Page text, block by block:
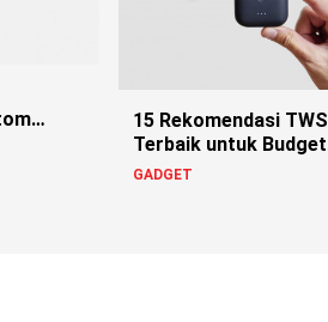
15 Rekomendasi TWS
Terbaik untuk Budget
Rakyat hingga Sultan
GADGET